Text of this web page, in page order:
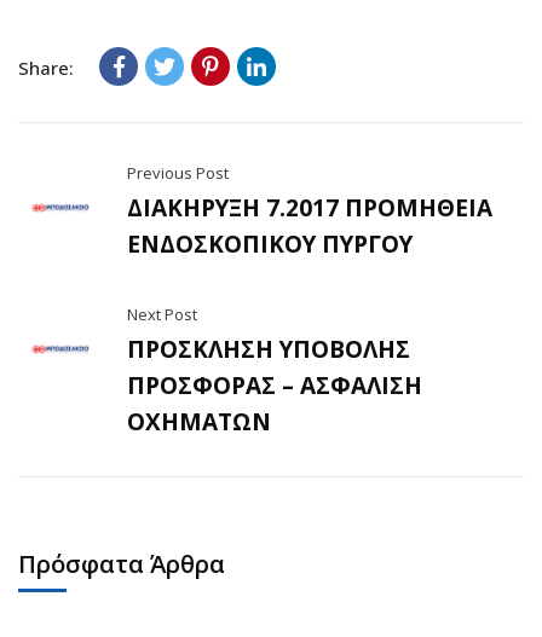
Share:
Previous Post
ΔΙΑΚΗΡΥΞΗ 7.2017 ΠΡΟΜΗΘΕΙΑ
ΕΝΔΟΣΚΟΠΙΚΟΥ ΠΥΡΓΟΥ
Next Post
ΠΡΟΣΚΛΗΣΗ ΥΠΟΒΟΛΗΣ
ΠΡΟΣΦΟΡΑΣ – ΑΣΦΑΛΙΣΗ
ΟΧΗΜΑΤΩΝ
Πρόσφατα Άρθρα